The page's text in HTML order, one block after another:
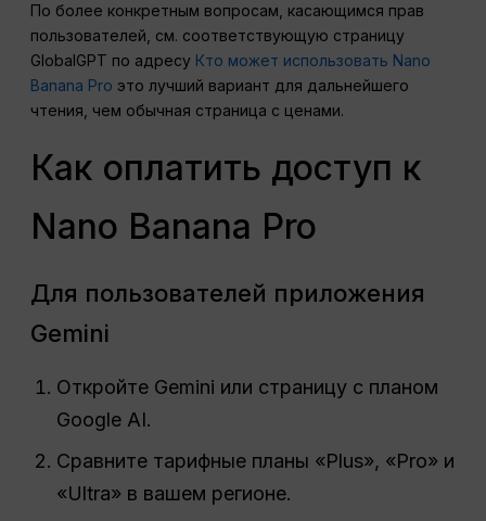
По более конкретным вопросам, касающимся прав
пользователей, см. соответствующую страницу
GlobalGPT по адресу Кто может использовать Nano
Banana Pro это лучший вариант для дальнейшего
чтения, чем обычная страница с ценами.
Как оплатить доступ к
Nano Banana Pro
Для пользователей приложения
Gemini
Откройте Gemini или страницу с планом
Google AI.
Сравните тарифные планы «Plus», «Pro» и
«Ultra» в вашем регионе.